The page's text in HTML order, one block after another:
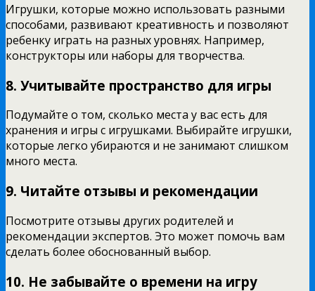
Игрушки, которые можно использовать разными
способами, развивают креативность и позволяют
ребенку играть на разных уровнях. Например,
конструкторы или наборы для творчества.
8. Учитывайте пространство для игры
Подумайте о том, сколько места у вас есть для
хранения и игры с игрушками. Выбирайте игрушки,
которые легко убираются и не занимают слишком
много места.
9. Читайте отзывы и рекомендации
Посмотрите отзывы других родителей и
рекомендации экспертов. Это может помочь вам
сделать более обоснованный выбор.
10. Не забывайте о времени на игру